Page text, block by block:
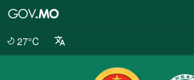
27°C